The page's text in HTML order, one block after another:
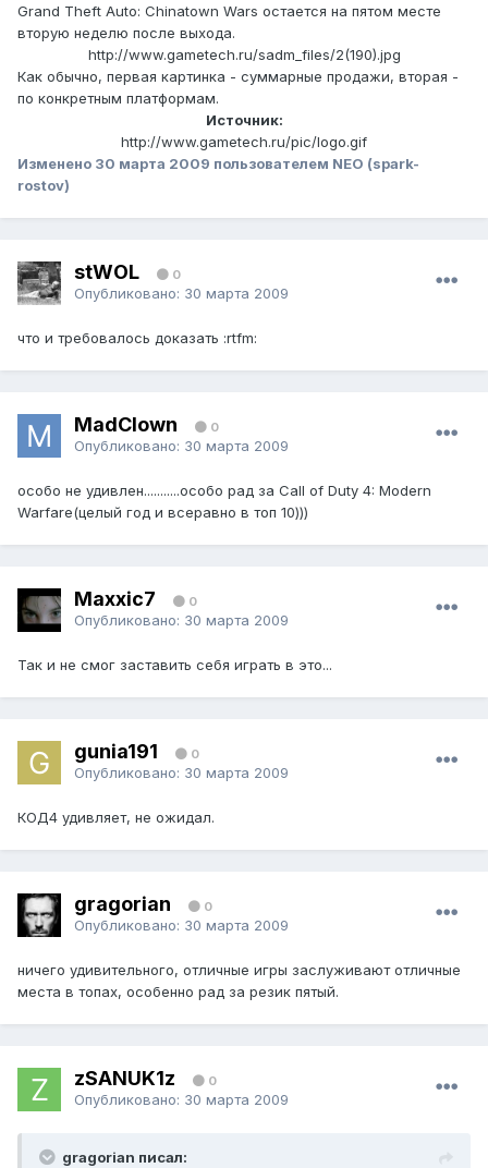
Grand Theft Auto: Chinatown Wars остается на пятом месте
вторую неделю после выхода.
http://www.gametech.ru/sadm_files/2(190).jpg
Как обычно, первая картинка - суммарные продажи, вторая -
по конкретным платформам.
Источник:
http://www.gametech.ru/pic/logo.gif
Изменено 30 марта 2009 пользователем NEO (spark-
rostov)
stWOL 0
Опубликовано: 30 марта 2009
что и требовалось доказать :rtfm:
MadClown 0
Опубликовано: 30 марта 2009
особо не удивлен...........особо рад за Call of Duty 4: Modern
Warfare(целый год и всеравно в топ 10)))
Maxxic7 0
Опубликовано: 30 марта 2009
Так и не смог заставить себя играть в это...
gunia191 0
Опубликовано: 30 марта 2009
КОД4 удивляет, не ожидал.
gragorian 0
Опубликовано: 30 марта 2009
ничего удивительного, отличные игры заслуживают отличные
места в топах, особенно рад за резик пятый.
zSANUK1z 0
Опубликовано: 30 марта 2009
gragorian писал: